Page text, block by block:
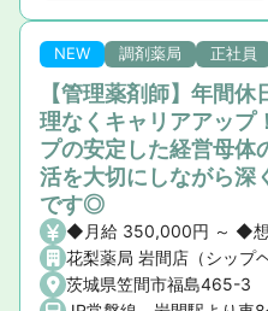
■新卒3年定着率95.5％｜「
環境」を追求した実績
NEW 調剤薬局 正社員
【管理薬剤師】年間
理なくキャリアアップ
プの安定した経営母体
活を大切にしながら深
です◎
茨城県笠間市福島465-3